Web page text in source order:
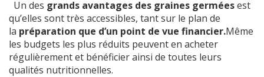
Un des grands avantages des graines germéesest
qu’elles sont très accessibles, tant sur le plan de
la préparation que d’un point de vue financier.Même
les budgets les plus réduits peuvent en acheter
régulièrement et bénéficier ainsi de toutes leurs
qualités nutritionnelles.